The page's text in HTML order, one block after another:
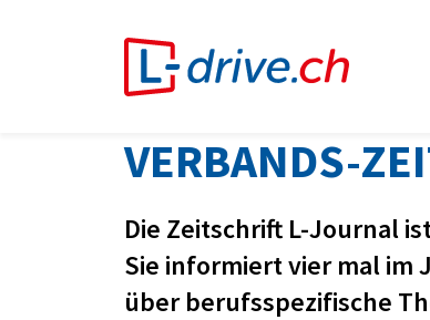
VERBANDS-
Die Zeitschrift L-Journal
Sie informiert vier mal im
über berufsspezifische